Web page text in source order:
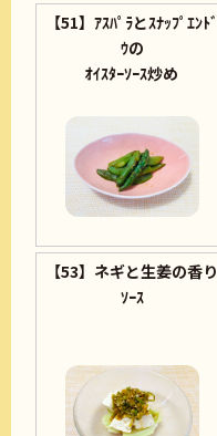
【51】ｱｽﾊﾟﾗとｽﾅｯﾌﾟｴﾝﾄﾞ
ｳの
ｵｲｽﾀｰｿｰｽ炒め
【53】ネギと生姜の香り
ｿｰｽ